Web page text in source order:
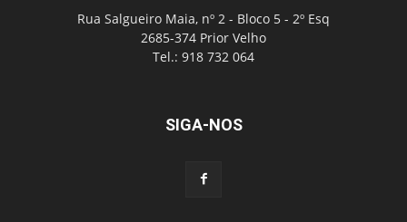
Rua Salgueiro Maia, nº 2 - Bloco 5 - 2º Esq
2685-374 Prior Velho
Tel.: 918 732 064
SIGA-NOS